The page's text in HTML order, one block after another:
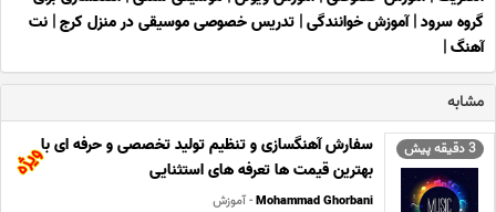
گروه سرود|آموزش خوانندگی| تدریس خصوصی موسیقی در منزل کرج| نت
آهنگ|
مشابه
3 دقیقه پیش
سفارش آهنگسازی و تنظیم تولید تخصصی و حرفه ای با
بهترین قیمت ها تعرفه های استثنایی
Mohammad Ghorbani- آموزش